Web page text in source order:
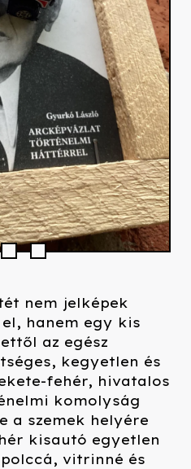
nem jelképek
hanem egy kis
az egész
kegyetlen és
fehér, hivatalos
komolyság
a szemek helyére
kisautó egyetlen
vitrinné és